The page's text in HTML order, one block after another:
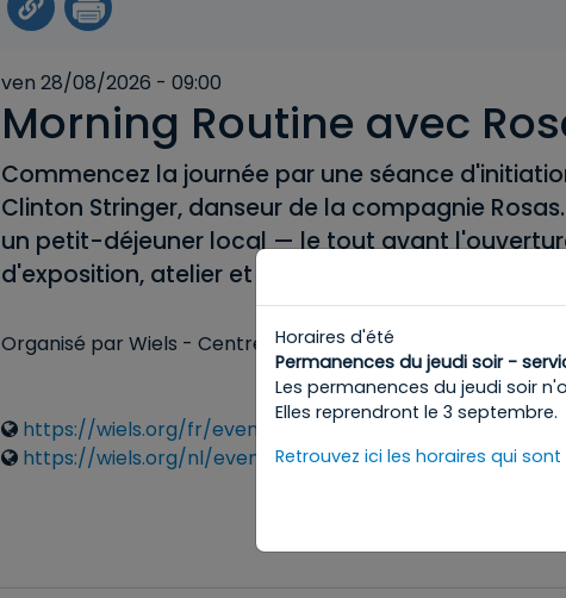
ven 28/08/2026 - 09:00
Morning Routine avec
Commencez la journée par une séance
Clinton Stringer, danseur de la compagnie
un petit-déjeuner local — le tout avant
d'exposition, atelier et petit-déjeuner.
Organisé par Wiels - Centre d’art contemporain
Lienshttps://wiels.org/fr/events/morning-routine-with-rosas-2
https://wiels.org/nl/events/morning-routine-with-
Horaires d'été
Permanences du jeudi soir -
Les permanences du jeudi soir
Elles reprendront le 3 septembre.
Retrouvez ici les horaires qui